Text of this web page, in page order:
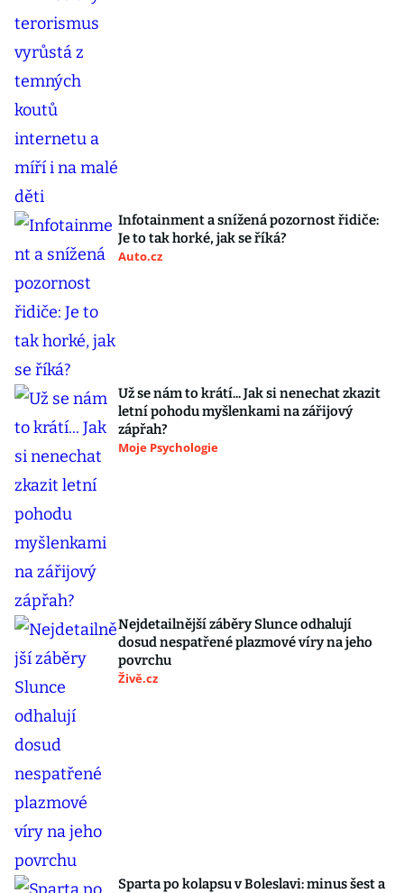
Infotainment a snížená pozornost řidiče:
Je to tak horké, jak se říká?
Auto.cz
Už se nám to krátí... Jak si nenechat zkazit
letní pohodu myšlenkami na zářijový
zápřah?
Moje Psychologie
Nejdetailnější záběry Slunce odhalují
dosud nespatřené plazmové víry na jeho
povrchu
Živě.cz
Sparta po kolapsu v Boleslavi: minus šest a